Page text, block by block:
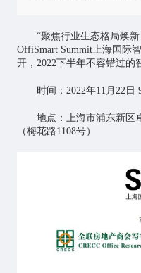
“聚焦行业生态格局焕新
OffiSmart Summit上海国际
开，2022下半年不容错过的
时间：2022年11月22日 9
地点：上海市浦东新区卓
（梅花路1108号）